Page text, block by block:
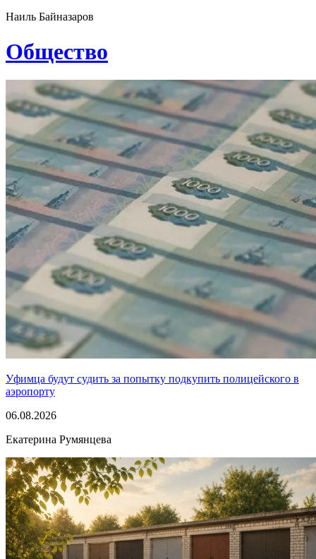
Наиль Байназаров
Общество
Уфимца будут судить за попытку подкупить полицейского в
аэропорту
06.08.2026
Екатерина Румянцева